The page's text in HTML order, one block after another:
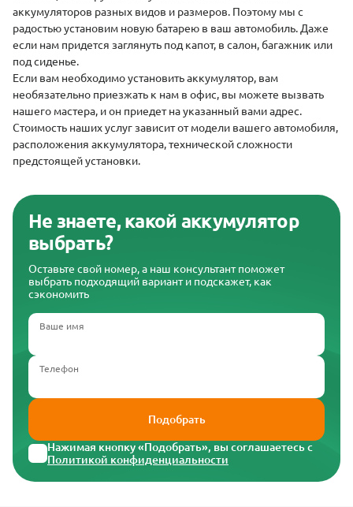
аккумуляторов разных видов и размеров. Поэтому мы с
радостью установим новую батарею в ваш автомобиль. Даже
если нам придется заглянуть под капот, в салон, багажник или
под сиденье.
Если вам необходимо установить аккумулятор, вам
необязательно приезжать к нам в офис, вы можете вызвать
нашего мастера, и он приедет на указанный вами адрес.
Стоимость наших услуг зависит от модели вашего автомобиля,
расположения аккумулятора, технической сложности
предстоящей установки.
Не знаете, какой аккумулятор
выбрать?
Оставьте свой номер, а наш консультант поможет
выбрать подходящий вариант и подскажет, как
сэкономить
Ваше имя
Телефон
Подобрать
Нажимая кнопку «Подобрать», вы соглашаетесь с
Политикой конфиденциальности